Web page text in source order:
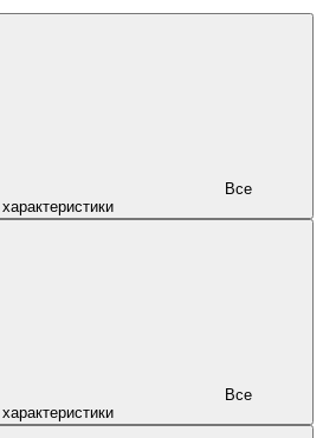
характеристики
характеристики